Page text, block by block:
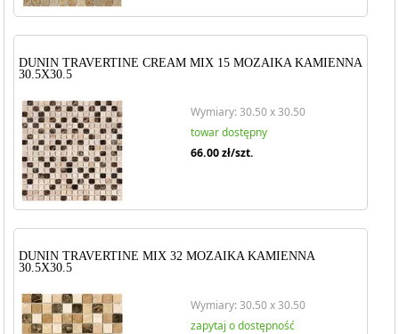
DUNIN TRAVERTINE CREAM MIX 15 MOZAIKA KAMIENNA
30.5X30.5
Wymiary: 30.50 x 30.50
towar dostępny
66.00zł/szt.
DUNIN TRAVERTINE MIX 32 MOZAIKA KAMIENNA
30.5X30.5
Wymiary: 30.50 x 30.50
zapytaj o dostępność